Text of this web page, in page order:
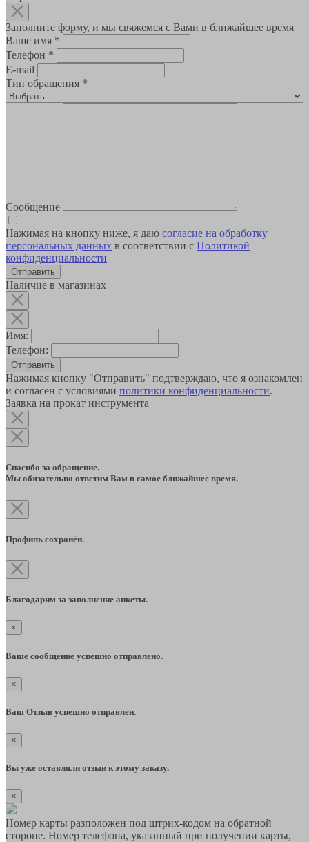
Заполните форму, и мы свяжемся с Вами в ближайшее время
Ваше имя *
Телефон *
E-mail
Тип обращения *
Сообщение
Нажимая на кнопку ниже, я даю согласие на обработку
персональных данных в соответствии с Политикой
конфиденциальности
Наличие в магазинах
Имя:
Телефон:
Отправить
Нажимая кнопку "Отправить" подтверждаю, что я ознакомлен
и согласен с условиями политики конфиденциальности.
Заявка на прокат инструмента
Спасибо за обращение.
Мы обязательно ответим Вам в самое ближайшее время.
Профиль сохранён.
Благодарим за заполнение анкеты.
×
Ваше сообщение успешно отправлено.
×
Ваш Отзыв успешно отправлен.
×
Вы уже оставляли отзыв к этому заказу.
×
Номер карты разположен под штрих-кодом на обратной
стороне. Номер телефона, указанный при получении карты,